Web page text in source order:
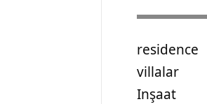
residence
villalar
Inşaat